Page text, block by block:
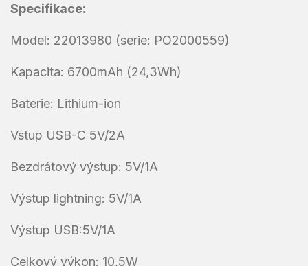
Specifikace:
Model: 22013980 (serie: PO2000559)
Kapacita: 6700mAh (24,3Wh)
Baterie: Lithium-ion
Vstup USB-C 5V/2A
Bezdrátový výstup: 5V/1A
Výstup lightning: 5V/1A
Výstup USB:5V/1A
Celkový výkon: 10,5W